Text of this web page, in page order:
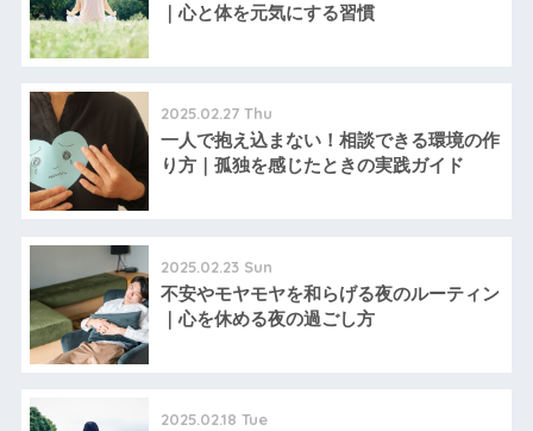
｜心と体を元気にする習慣
2025.02.27 Thu
一人で抱え込まない！相談できる環境の作
り方｜孤独を感じたときの実践ガイド
2025.02.23 Sun
不安やモヤモヤを和らげる夜のルーティン
｜心を休める夜の過ごし方
2025.02.18 Tue